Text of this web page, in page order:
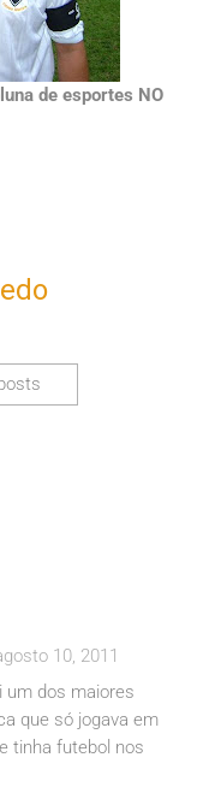
de esportes NO
10, 2011
um dos maiores
que só jogava em
tinha futebol nos